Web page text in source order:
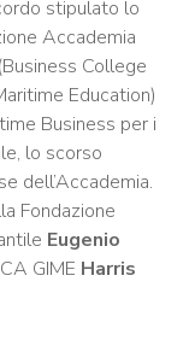
stipulato lo
Accademia
Business College
Education)
Business per i
lo scorso
dell’Accademia.
Fondazione
Eugenio
GIME Harris